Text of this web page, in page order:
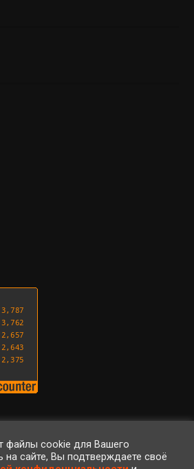
файлов cookie
Вход Регистрация
файлы cookie для Вашего
на сайте, Вы подтверждаете своё